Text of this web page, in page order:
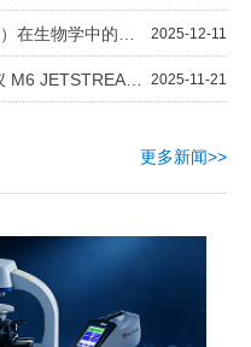
2025-12-11
2025-11-21
更多新闻>>